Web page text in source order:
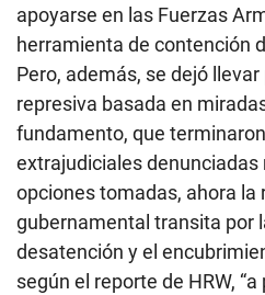
apoyarse en las Fuerzas
herramienta de contención
Pero, además, se dejó
represiva basada en
fundamento, que
extrajudiciales denunciadas
opciones tomadas, ahora la
gubernamental transita por
desatención y el
según el reporte de HRW,